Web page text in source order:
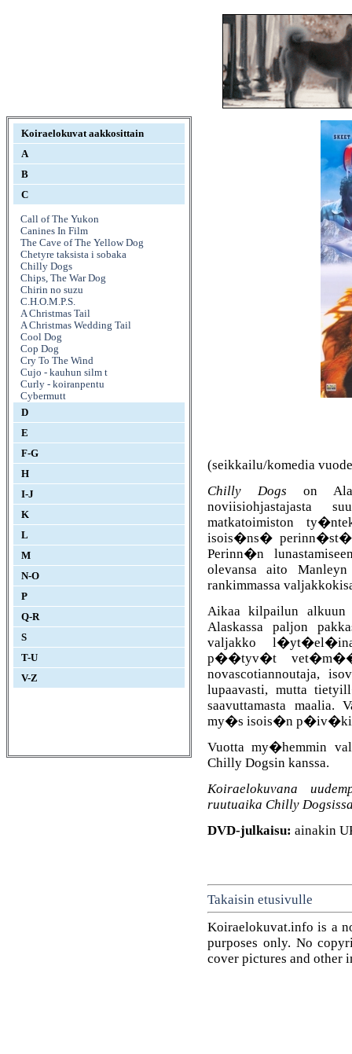
Koiraelokuvat aakkosittain
A
B
C
Call of The Yukon
Canines In Film
The Cave of The Yellow Dog
Chetyre taksista i sobaka
Chilly Dogs
Chips, The War Dog
Chirin no suzu
C.H.O.M.P.S.
A Christmas Tail
A Christmas Wedding Tail
Cool Dog
Cop Dog
Cry To The Wind
Cujo - kauhun silm t
Curly - koiranpentu
Cybermutt
D
E
F-G
H
I-J
K
L
M
N-O
P
Q-R
S
T-U
V-Z
(seikkailu/komedia
Chilly Dogs on
noviisiohjastajasta
matkatoimiston
isois�ns� perinn�st�,
Perinn�n
olevansa aito
rankimmassa
Aikaa kilpailun
Alaskassa paljon
valjakko
p��tyv�t vet�m��n
novascotiannoutaja,
lupaavasti, mutta
saavuttamasta
my�s isois�n
Vuotta my�hemmin
Chilly Dogsin kanssa.
Koiraelokuvana
ruutuaika Chilly
DVD-julkaisu: ainakin
Takaisin etusivulle
Koiraelokuvat.info is a
purposes only. No
cover pictures and other